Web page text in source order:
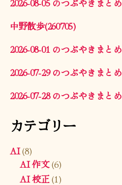
中野散歩(260705)
2026-08-01 のつぶやきまとめ
2026-07-29 のつぶやきまとめ
2026-07-28 のつぶやきまとめ
カテゴリー
AI(8)
AI 作文(6)
AI 校正(1)